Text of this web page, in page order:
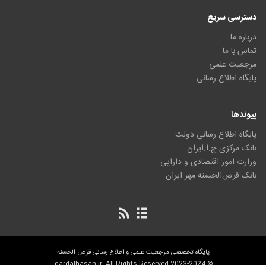
دسترسی سریع
درباره ما
تماس با ما
مرجعیت علمی
پایگاه اطلاع رسانی
پیوندها
پایگاه اطلاع رسانی دولت
بانک مرکزی ج.ا.ایران
وزارت امور اقتصادی و دارایی
بانک قرض‌الحسنه مهر ایران
پایگاه تخصصی مرجعیت علمی و اطلاع رسانی قرض الحسنه